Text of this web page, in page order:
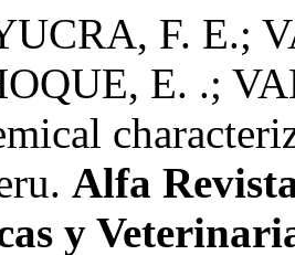
F. E.;
E. .;
Alfa
y